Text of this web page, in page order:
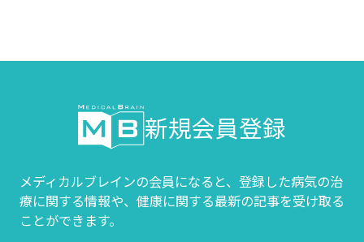
新規会員登録
メディカルブレインの会員になると、登録した病気の治
療に関する情報や、 健康に関する最新の記事を受け取る
ことができます。